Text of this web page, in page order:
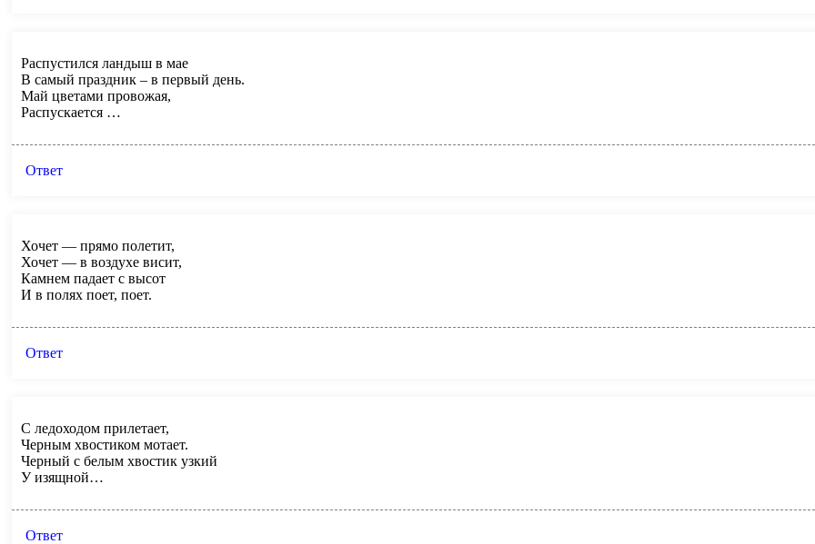
Распустился ландыш в мае
В самый праздник – в первый день.
Май цветами провожая,
Распускается …
Ответ
Хочет — прямо полетит,
Хочет — в воздухе висит,
Камнем падает с высот
И в полях поет, поет.
Ответ
С ледоходом прилетает,
Черным хвостиком мотает.
Черный с белым хвостик узкий
У изящной…
Ответ